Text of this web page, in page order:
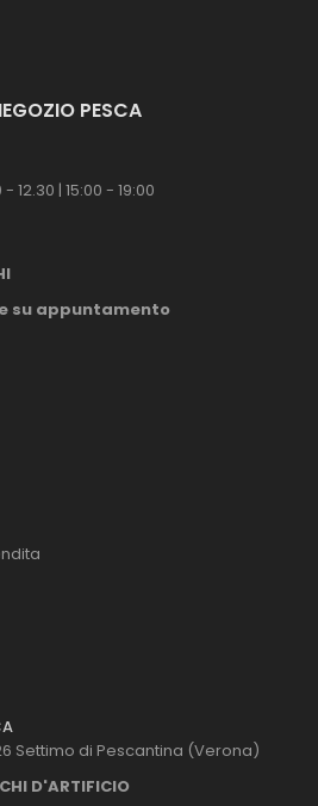
PESCA
12.30 | 15:00 - 19:00
su appuntamento
Settimo di Pescantina (Verona)
D'ARTIFICIO